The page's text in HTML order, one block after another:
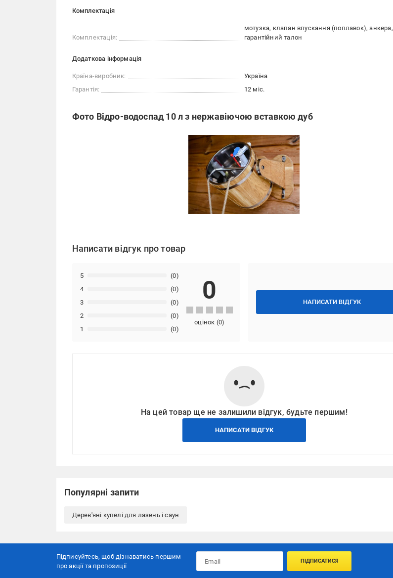
Комплектація
Комплектація:
мотузка, клапан впускання (поплавок), анкера,
гарантійний талон
Додаткова інформація
Країна-виробник:
Україна
Гарантія:
12 міс.
Фото Відро-водоспад 10 л з нержавіючою вставкою дуб
Написати відгук про товар
НАПИСАТИ ВІДГУК
1 (0)
2 (0)
3 (0)
4 (0)
5 (0)
0
оцінок (0)
На цей товар ще не залишили відгук, будьте першим!
НАПИСАТИ ВІДГУК
Популярні запити
Дерев'яні купелі для лазень і саун
Підписуйтесь, щоб дізнаватись першим
про акції та пропозиції
ПІДПИСАТИСЯ